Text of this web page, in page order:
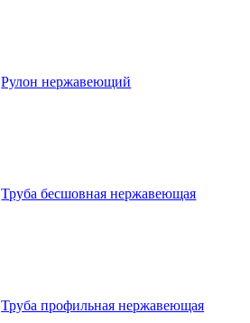
Рулон нержавеющий
Труба бесшовная нержавеющая
Труба профильная нержавеющая